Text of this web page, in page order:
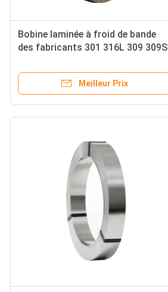
Bobine laminée à froid de bande
des fabricants 301 316L 309 309S
bande d'acier inoxydable
Meilleur Prix